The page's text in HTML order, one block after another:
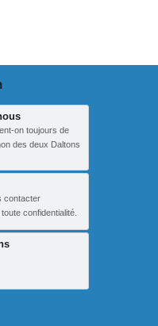
on toujours de
des deux Daltons
contacter
confidentialité.